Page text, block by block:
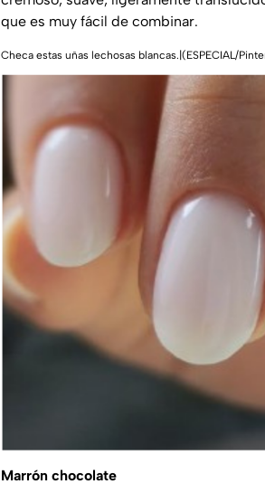
que es muy fácil de combinar.
Checa estas uñas lechosas blancas.|(ESPECIAL/
Marrón chocolate